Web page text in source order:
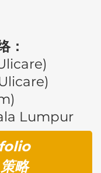
：
Lumpur
略